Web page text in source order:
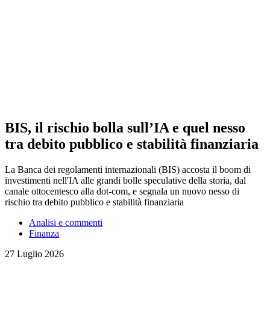
BIS, il rischio bolla sull’IA e quel nesso
tra debito pubblico e stabilità finanziaria
La Banca dei regolamenti internazionali (BIS) accosta il boom di
investimenti nell'IA alle grandi bolle speculative della storia, dal
canale ottocentesco alla dot-com, e segnala un nuovo nesso di
rischio tra debito pubblico e stabilità finanziaria
Analisi e commenti
Finanza
27 Luglio 2026